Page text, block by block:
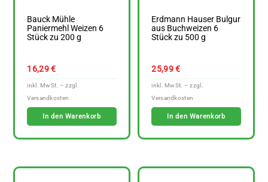
Bauck Mühle
Paniermehl Weizen 6
Stück zu 200 g
16,29€
In den Warenkorb
Erdmann Hauser Bulgur
aus Buchweizen 6
Stück zu 500 g
25,99€
In den Warenkorb